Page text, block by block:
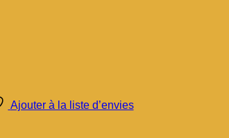
Ajouter à la liste d’envies